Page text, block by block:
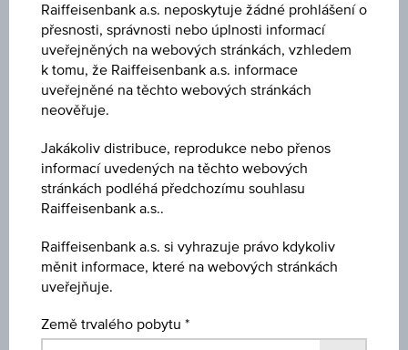
ISIN / WKN
AT0000A283H9 / RC0UF4
Podkladové aktivum
Worst of Basket
Výše ochrany kapitálu
-
CZK 100,00
Raiffeisenbank a.s. neposkytuje žádné prohlášení o
přesnosti, správnosti nebo úplnosti informací
uveřejněných na webových stránkách, vzhledem
k tomu, že Raiffeisenbank a.s. informace
uveřejněné na těchto webových stránkách
neověřuje.
Jakákoliv distribuce, reprodukce nebo přenos
informací uvedených na těchto webových
stránkách podléhá předchozímu souhlasu
Raiffeisenbank a.s..
Raiffeisenbank a.s. si vyhrazuje právo kdykoliv
měnit informace, které na webových stránkách
uveřejňuje.
Země trvalého pobytu